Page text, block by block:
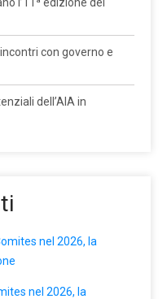
con governo e
dell’AIA in
nel 2026, la
nel 2026, la